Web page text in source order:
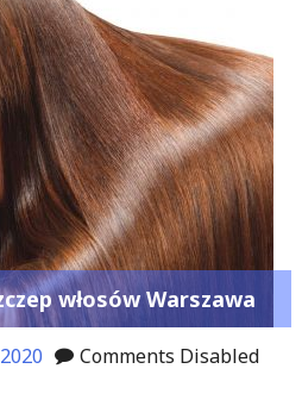
włosów Warszawa
Comments Disabled